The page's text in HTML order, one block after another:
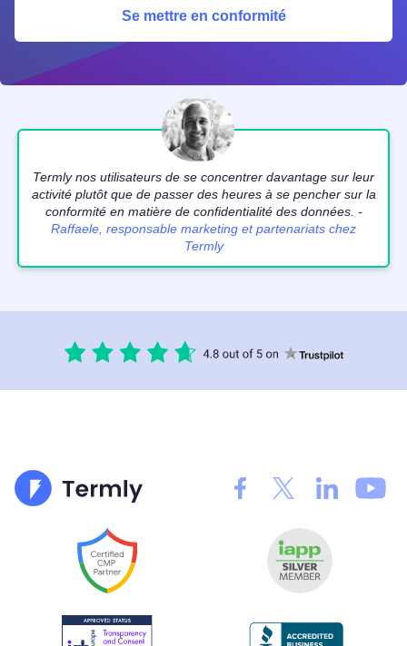
Se mettre en conformité
Termly nos utilisateurs de se concentrer davantage sur leur
activité plutôt que de passer des heures à se pencher sur la
conformité en matière de confidentialité des données. -
Raffaele, responsable marketing et partenariats chez
Termly